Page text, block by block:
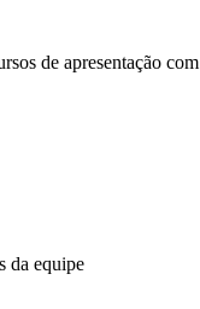
de apresentação com
da equipe